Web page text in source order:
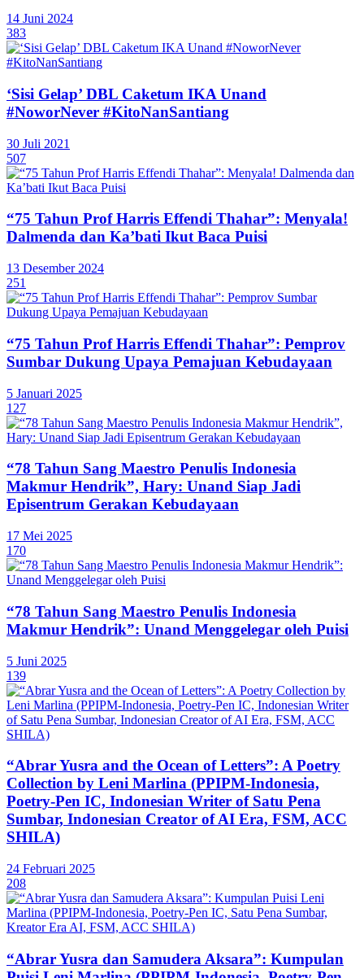
14 Juni 2024
383
‘Sisi Gelap’ DBL Caketum IKA Unand
#NoworNever #KitoNanSantiang
30 Juli 2021
507
“75 Tahun Prof Harris Effendi Thahar”: Menyala!
Dalmenda dan Ka’bati Ikut Baca Puisi
13 Desember 2024
251
“75 Tahun Prof Harris Effendi Thahar”: Pemprov
Sumbar Dukung Upaya Pemajuan Kebudayaan
5 Januari 2025
127
“78 Tahun Sang Maestro Penulis Indonesia
Makmur Hendrik”, Hary: Unand Siap Jadi
Episentrum Gerakan Kebudayaan
17 Mei 2025
170
“78 Tahun Sang Maestro Penulis Indonesia
Makmur Hendrik”: Unand Menggelegar oleh Puisi
5 Juni 2025
139
“Abrar Yusra and the Ocean of Letters”: A Poetry
Collection by Leni Marlina (PPIPM-Indonesia,
Poetry-Pen IC, Indonesian Writer of Satu Pena
Sumbar, Indonesian Creator of AI Era, FSM, ACC
SHILA)
24 Februari 2025
208
“Abrar Yusra dan Samudera Aksara”: Kumpulan